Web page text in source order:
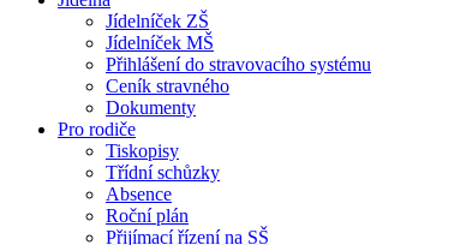
Jídelníček ZŠ
Jídelníček MŠ
Přihlášení do stravovacího systému
Ceník stravného
Dokumenty
Pro rodiče
Tiskopisy
Třídní schůzky
Absence
Roční plán
Přijímací řízení na SŠ